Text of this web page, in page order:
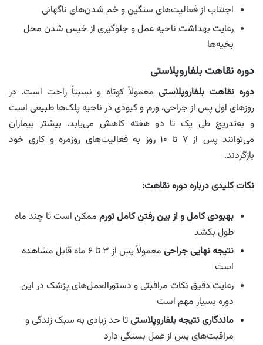
اجتناب از فعالیت‌های سنگین و خم شدن‌های ناگهانی
رعایت بهداشت ناحیه عمل و جلوگیری از خیس شدن محل
بخیه‌ها
دوره نقاهت بلفاروپلاستی
دوره نقاهت بلفاروپلاستی معمولاً کوتاه و نسبتاً راحت است. در
روزهای اول پس از جراحی، ورم و کبودی در ناحیه پلک‌ها طبیعی است
و به‌تدریج طی یک تا دو هفته کاهش می‌یابد. بیشتر بیماران
می‌توانند پس از ۷ تا ۱۰ روز به فعالیت‌های روزمره و کاری خود
بازگردند.
نکات کلیدی درباره دوره نقاهت:
بهبودی کامل و از بین رفتن کامل تورم ممکن است تا چند ماه
طول بکشد
نتیجه نهایی جراحی
معمولاً پس از ۳ تا ۶ ماه قابل مشاهده
است
رعایت دقیق نکات مراقبتی و دستورالعمل‌های پزشک در این
دوره بسیار مهم است
ماندگاری نتیجه بلفاروپلاستیتا حد زیادی به سبک زندگی و
مراقبت‌های پس از عمل بستگی دارد